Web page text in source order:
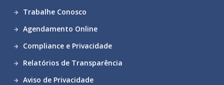
Trabalhe Conosco
Agendamento Online
Compliance e Privacidade
Relatórios de Transparência
Aviso de Privacidade